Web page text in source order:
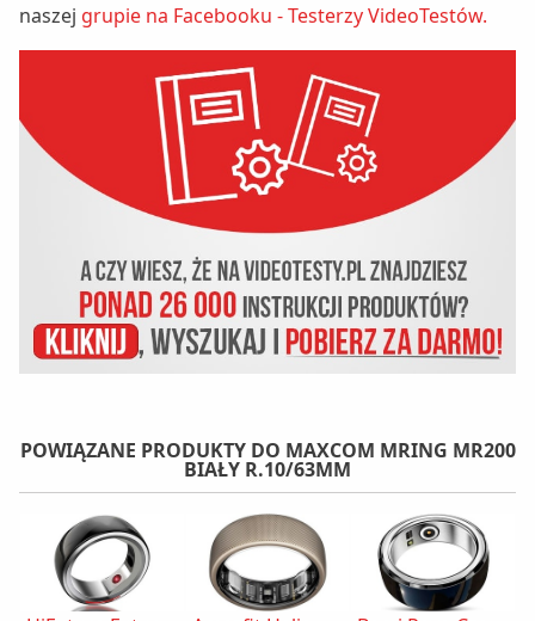
naszej grupie na Facebooku - Testerzy VideoTestów.
POWIĄZANE PRODUKTY DO MAXCOM MRING MR200
BIAŁY R.10/63MM